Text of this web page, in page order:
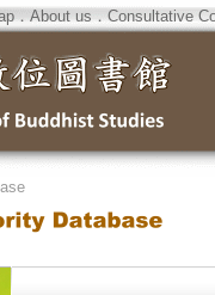
．About us．Consultative